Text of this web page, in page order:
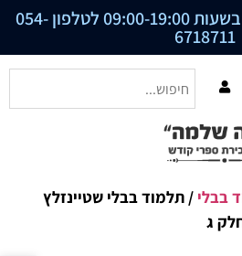
לטלפון 054-
6718711
בבלי / תלמוד בבלי שטיינזלץ
ג